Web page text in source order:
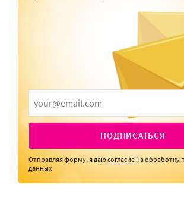
ПОДПИСАТЬСЯ
Отправляя форму, я даюсогласие на обработку
данных